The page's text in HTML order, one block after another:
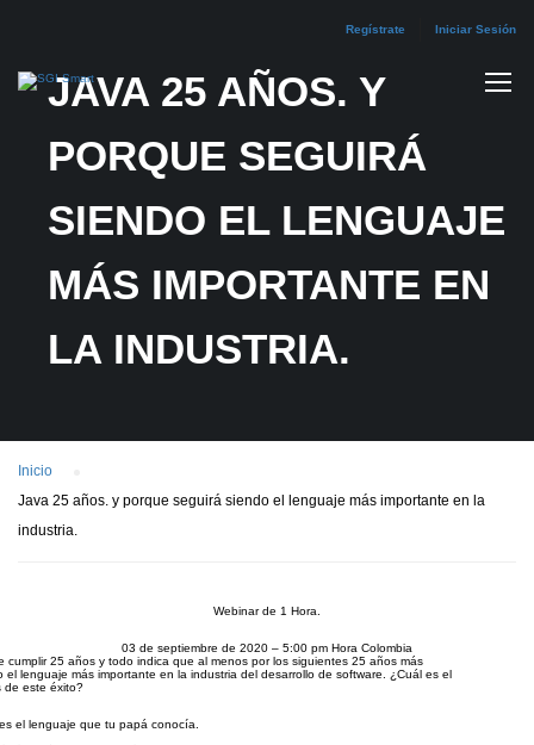
Regístrate Iniciar Sesión
JAVA 25 AÑOS. Y
PORQUE SEGUIRÁ
SIENDO EL LENGUAJE
MÁS IMPORTANTE EN
LA INDUSTRIA.
Inicio
Java 25 años. y porque seguirá siendo el lenguaje más importante en la
industria.
Webinar de 1 Hora.
03 de septiembre de 2020 – 5:00 pm Hora Colombia
cumplir 25 años y todo indica que al menos por los siguientes 25 años más
el lenguaje más importante en la industria del desarrollo de software. ¿Cuál es el
de este éxito?
el lenguaje que tu papá conocía.